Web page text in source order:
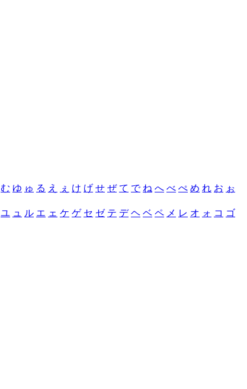
む ゆ ゅ る え ぇ け げ せ ぜ て で ね へ べ ぺ め れ お ぉ
ユ ュ ル エ ェ ケ ゲ セ ゼ テ デ ヘ ベ ペ メ レ オ ォ コ ゴ